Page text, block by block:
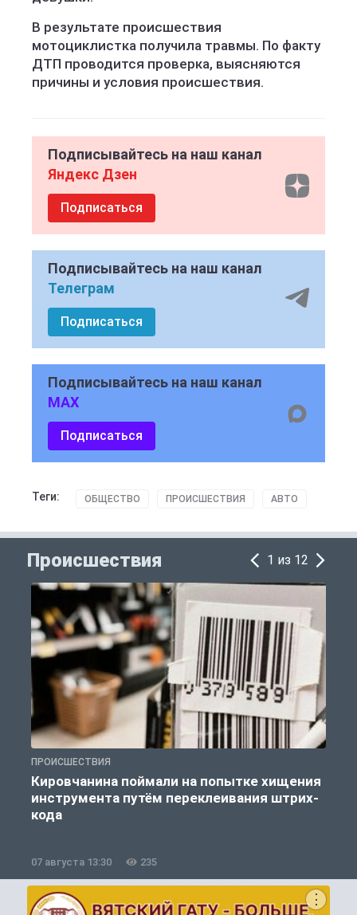
В результате происшествия
мотоциклистка получила травмы. По факту
ДТП проводится проверка, выясняются
причины и условия происшествия.
Подписывайтесь на наш канал
Яндекс Дзен
Подписаться
Подписывайтесь на наш канал
Телеграм
Подписаться
Подписывайтесь на наш канал
MAX
Подписаться
Теги: ОБЩЕСТВО ПРОИСШЕСТВИЯ АВТО
Происшествия 1 из 12
ПРОИСШЕСТВИЯ
Кировчанина поймали на попытке хищения
инструмента путём переклеивания штрих-
кода
07 августа 13:30 235